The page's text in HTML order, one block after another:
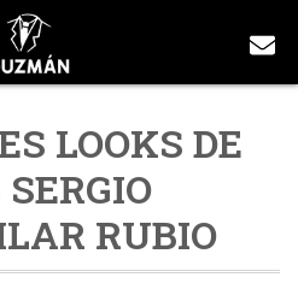
LOOKS DE
RUBIO